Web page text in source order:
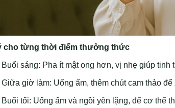
cho từng thời điểm thưởng thức
Buổi sáng: Pha ít mật ong hơn, vị nhẹ giúp tinh
Giữa giờ làm: Uống ấm, thêm chút cam thảo
Buổi tối: Uống ấm và ngồi yên lặng, để cơ thể